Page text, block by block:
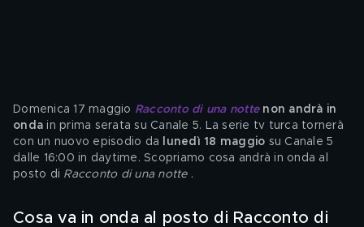
Domenica 17 maggio Racconto di una notte non andrà in
onda in prima serata su Canale 5. La serie tv turca tornerà
con un nuovo episodio da lunedì 18 maggio su Canale 5
dalle 16:00 in daytime. Scopriamo cosa andrà in onda al
posto di Racconto di una notte .
Cosa va in onda al posto di Racconto di